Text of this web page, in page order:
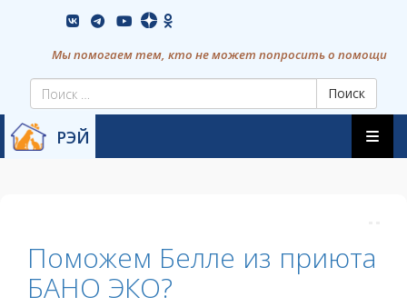
vkontakte youtube
Мы помогаем тем, кто не может попросить о помощи
Поиск
РЭЙ
content
Поможем Белле из приюта
БАНО ЭКО?